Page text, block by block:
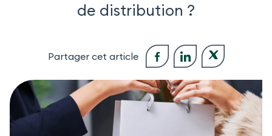
de distribution ?
Partager cet article